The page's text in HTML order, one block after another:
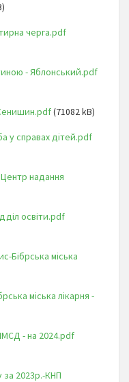
черга.pdf
- Яблонський.pdf
(71082 kB)
у справах дітей.pdf
надання
освіти.pdf
Бібрська міська
міська лікарня -
- на 2024.pdf
за 2023р.-КНП